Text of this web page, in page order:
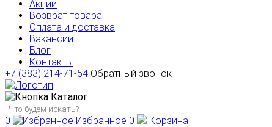
Акции
Возврат товара
Оплата и доставка
Вакансии
Блог
Контакты
+7 (383) 214-71-54 Обратный звонок
Каталог
0 Избранное 0 Корзина